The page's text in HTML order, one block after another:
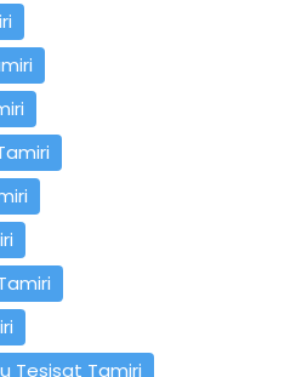
Tesisat Tamiri